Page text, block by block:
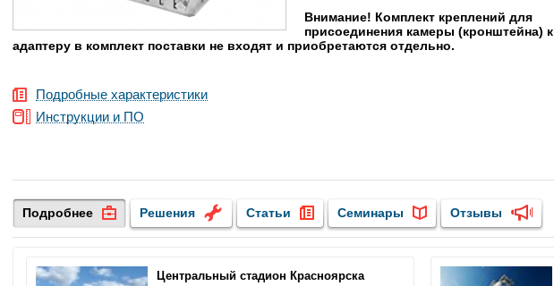
Внимание! Комплект креплений для
присоединения камеры (кронштейна) к
адаптеру в комплект поставки не входят и приобретаются отдельно.
Подробные характеристики
Инструкции и ПО
Подробнее Решения Статьи Семинары Отзывы
Центральный стадион Красноярска